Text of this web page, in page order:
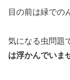
目の前は緑での
気になる虫問題
は浮かんでいま